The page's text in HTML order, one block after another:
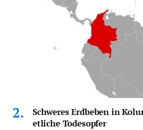
Schweres Erdbeben in
etliche Todesopfer